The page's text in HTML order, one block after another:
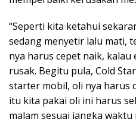
“Seperti kita ketahui
sedang menyetir lalu mati,
nya harus cepet naik, kalau
rusak. Begitu pula, Cold
starter mobil, oli nya harus
itu kita pakai oli ini harus
malam sesuai jangka